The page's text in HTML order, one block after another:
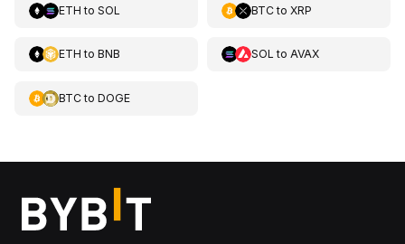
ETH to SOL BTCto XRP
ETH to BNB SOL to AVAX
BTCto DOGE